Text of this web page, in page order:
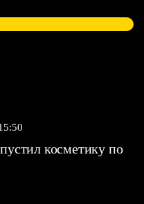
косметику по